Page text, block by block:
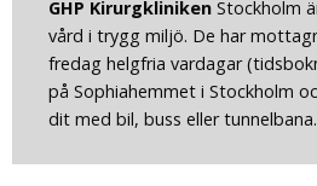
GHP Kirurgkliniken Stockholm
vård i trygg miljö. De har
fredag helgfria vardagar
på Sophiahemmet i Stockholm
dit med bil, buss eller tunnelbana.